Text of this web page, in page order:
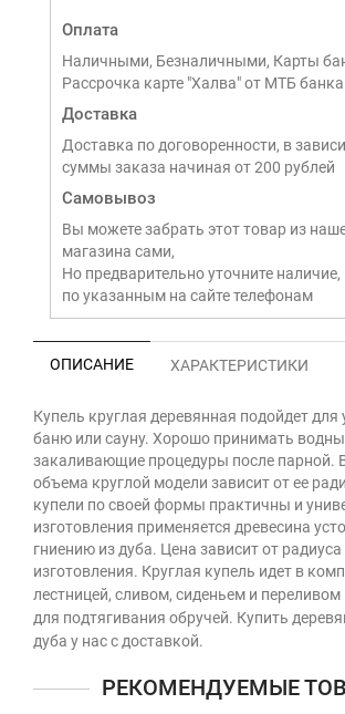
Оплата
Наличными, Безналичными, Карты
Рассрочка карте "Халва" от МТБ банка
Доставка
Доставка по договоренности, в
суммы заказа начиная от 200 рублей
Самовывоз
Вы можете забрать этот товар из
магазина сами,
Но предварительно уточните
по указанным на сайте телефонам
ОПИСАНИЕ ХАРАКТЕРИСТИКИ
Купель круглая деревянная подойдет для
баню или сауну. Хорошо принимать
закаливающие процедуры после парной.
объема круглой модели зависит от ее
купели по своей формы практичны и
изготовления применяется древесина
гниению из дуба. Цена зависит от
изготовления. Круглая купель идет в
лестницей, сливом, сиденьем и
для подтягивания обручей. Купить
дуба у нас с доставкой.
РЕКОМЕНДУЕМЫЕ